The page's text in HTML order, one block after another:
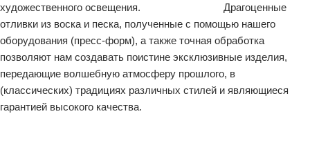
художественного освещения. Драгоценные
отливки из воска и песка, полученные с помощью нашего
оборудования (пресс-форм), а также точная обработка
позволяют нам создавать поистине эксклюзивные изделия,
передающие волшебную атмосферу прошлого, в
(классических) традициях различных стилей и являющиеся
гарантией высокого качества.